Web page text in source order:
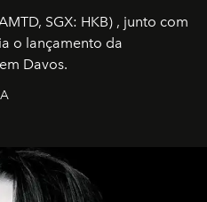
SGX: HKB) , junto com
o lançamento da
Davos.